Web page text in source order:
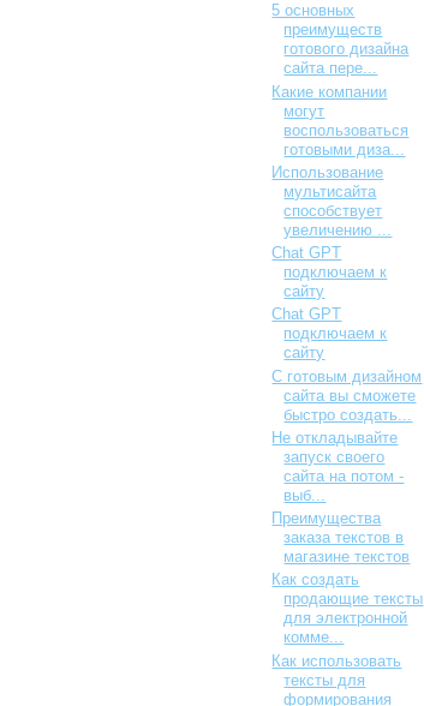
5 основных
преимуществ
готового дизайна
сайта пере...
Какие компании
могут
воспользоваться
готовыми диза...
Использование
мультисайта
способствует
увеличению ...
Chat GPT
подключаем к
сайту
Chat GPT
подключаем к
сайту
С готовым дизайном
сайта вы сможете
быстро создать...
Не откладывайте
запуск своего
сайта на потом -
выб...
Преимущества
заказа текстов в
магазине текстов
Как создать
продающие тексты
для электронной
комме...
Как использовать
тексты для
формирования